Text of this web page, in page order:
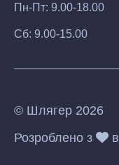
Пн-Пт: 9.00-18.00
Сб: 9.00-15.00
© Шлягер 2026
Розроблено з